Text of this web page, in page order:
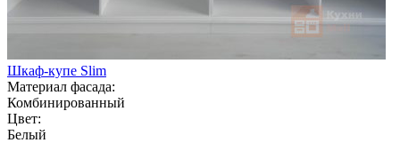
Шкаф-купе Slim
Материал фасада:
Комбинированный
Цвет:
Белый